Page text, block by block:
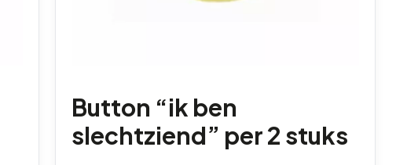
Button “ik ben
slechtziend” per 2 stuks